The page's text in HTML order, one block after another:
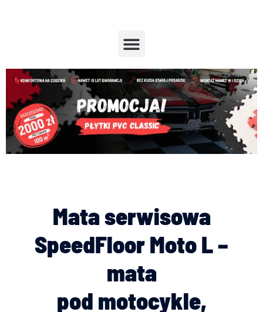
Menu
Mata serwisowa
SpeedFloor Moto L –
mata
pod motocykle,